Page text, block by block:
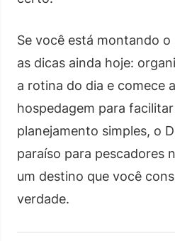
Se você está montando
as dicas ainda hoje:
a rotina do dia e comece
hospedagem para
planejamento simples, o
paraíso para pescadores
um destino que você
verdade.